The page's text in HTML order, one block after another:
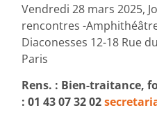
Vendredi 28 mars 2025,
rencontres -
Diaconesses 12-18 Rue
Paris
Rens. : Bien-traitance,
: 01 43 07 32 02